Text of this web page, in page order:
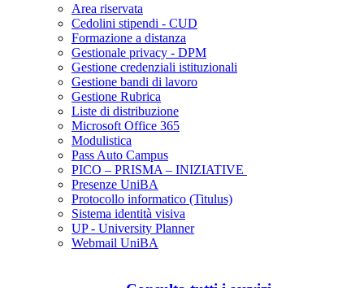
Area riservata
Cedolini stipendi - CUD
Formazione a distanza
Gestionale privacy - DPM
Gestione credenziali istituzionali
Gestione bandi di lavoro
Gestione Rubrica
Liste di distribuzione
Microsoft Office 365
Modulistica
Pass Auto Campus
PICO – PRISMA – INIZIATIVE
Presenze UniBA
Protocollo informatico (Titulus)
Sistema identità visiva
UP - University Planner
Webmail UniBA